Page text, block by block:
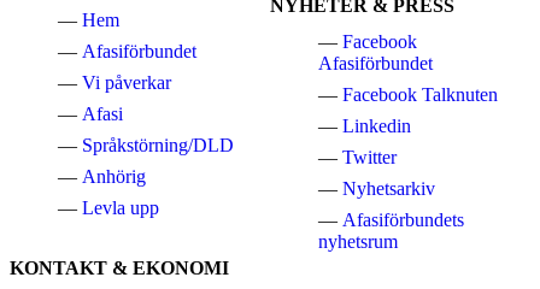
Hem
Afasiförbundet
Vi påverkar
Afasi
Språkstörning/DLD
Anhörig
Levla upp
NYHETER & PRESS
Facebook
Afasiförbundet
Facebook Talknuten
Linkedin
Twitter
Nyhetsarkiv
Afasiförbundets
nyhetsrum
KONTAKT & EKONOMI